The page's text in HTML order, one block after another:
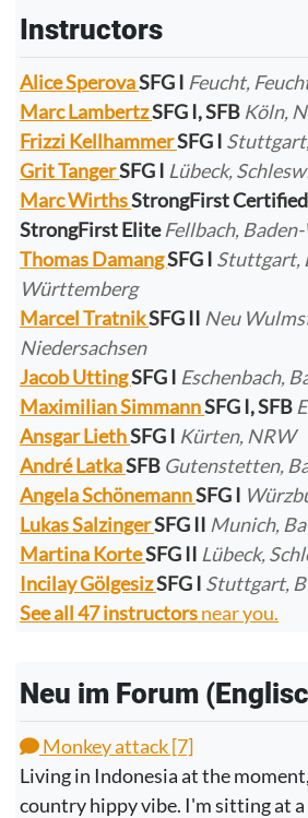
Instructors
Alice SperovaSFG I Feucht,
Marc LambertzSFG I, SFB Köln,
Frizzi KellhammerSFG I
Grit TangerSFG I Lübeck,
Marc WirthsStrongFirst Certified
StrongFirst EliteFellbach,
Thomas DamangSFG I Stuttgart,
Württemberg
Marcel TratnikSFG II Neu
Niedersachsen
Jacob UttingSFG I Eschenbach,
Maximilian SimmannSFG I, SFB
Ansgar LiethSFG I Kürten, NRW
André LatkaSFB Gutenstetten,
Angela SchönemannSFG I
Lukas SalzingerSFG II Munich,
Martina KorteSFG II Lübeck,
Incilay GölgesizSFG I Stuttgart,
See all 47 instructorsnear you.
Neu im Forum
Monkey attack [7]
Living in Indonesia at the
country hippy vibe. I'm sitting at